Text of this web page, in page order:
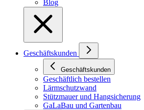
Blog
Geschäftskunden
Geschäftskunden
Geschäftlich bestellen
Lärmschutzwand
Stützmauer und Hangsicherung
GaLaBau und Gartenbau